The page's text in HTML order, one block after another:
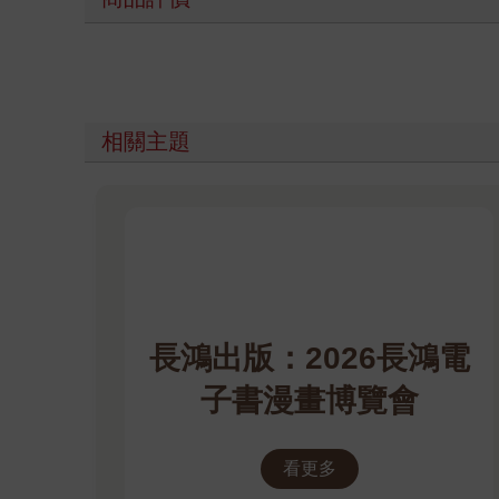
相關主題
長鴻出版：2026長鴻電
子書漫畫博覽會
看更多